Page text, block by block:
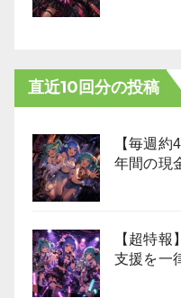
直近10回分の投稿
【毎週
年間の現
【超特
支援を一